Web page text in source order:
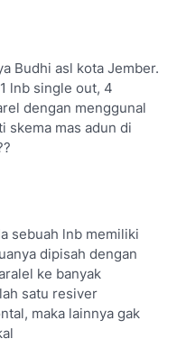
Budhi asl kota Jember.
lnb single out, 4
dengan menggunal
skema mas adun di
sebuah lnb memiliki
dipisah dengan
ke banyak
satu resiver
maka lainnya gak